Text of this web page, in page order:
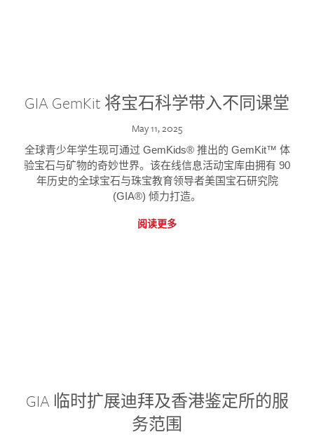
GIA GemKit 将宝石科学带入不同课堂
May 11, 2025
全球青少年学生现可通过 GemKids® 推出的 GemKit™ 体
验宝石与矿物的奇妙世界。该在线信息活动宝库由拥有 90
年历史的全球宝石与珠宝教育领导者美国宝石研究院
(GIA®) 倾力打造。
阅读更多
GIA 临时扩展迪拜及香港鉴定所的服
务范围